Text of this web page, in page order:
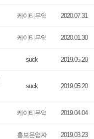
케이티무역 2020.07.31
케이티무역 2020.01.30
suck 2019.05.20
suck 2019.05.20
케이티무역 2019.04.04
홍보운영자 2019.03.23